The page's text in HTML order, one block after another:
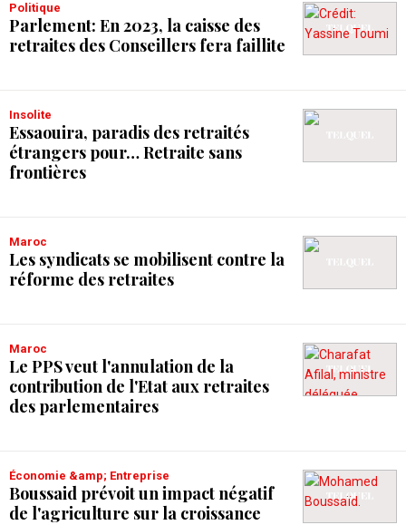
Politique
Parlement: En 2023, la caisse des
retraites des Conseillers fera faillite
Insolite
Essaouira, paradis des retraités
étrangers pour… Retraite sans
frontières
Maroc
Les syndicats se mobilisent contre la
réforme des retraites
Maroc
Le PPS veut l'annulation de la
contribution de l'Etat aux retraites
des parlementaires
Économie &amp; Entreprise
Boussaid prévoit un impact négatif
de l'agriculture sur la croissance